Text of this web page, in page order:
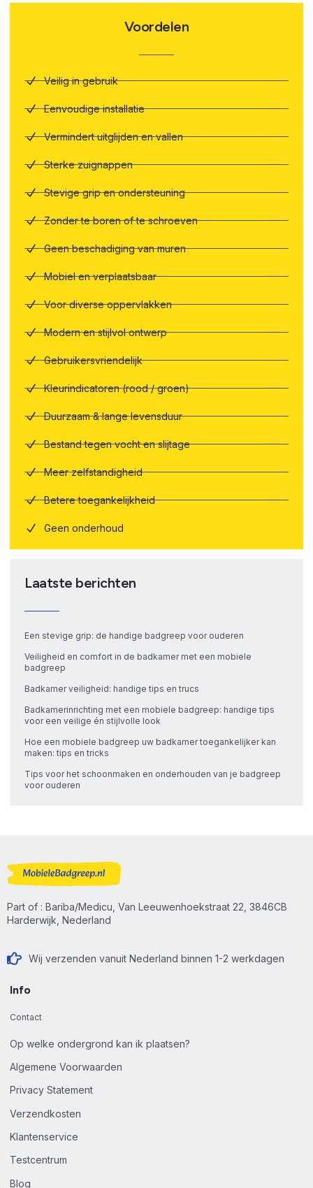
Voordelen
Veilig in gebruik
Eenvoudige installatie
Vermindert uitglijden en vallen
Sterke zuignappen
Stevige grip en ondersteuning
Zonder te boren of te schroeven
Geen beschadiging van muren
Mobiel en verplaatsbaar
Voor diverse oppervlakken
Modern en stijlvol ontwerp
Gebruikersvriendelijk
Kleurindicatoren (rood / groen)
Duurzaam & lange levensduur
Bestand tegen vocht en slijtage
Meer zelfstandigheid
Betere toegankelijkheid
Geen onderhoud
Laatste berichten
Een stevige grip: de handige badgreep voor ouderen
Veiligheid en comfort in de badkamer met een mobiele
badgreep
Badkamer veiligheid: handige tips en trucs
Badkamerinrichting met een mobiele badgreep: handige tips
voor een veilige én stijlvolle look
Hoe een mobiele badgreep uw badkamer toegankelijker kan
maken: tips en tricks
Tips voor het schoonmaken en onderhouden van je badgreep
voor ouderen
Part of : Bariba/Medicu, Van Leeuwenhoekstraat 22, 3846CB
Harderwijk, Nederland
Wij verzenden vanuit Nederland binnen 1-2 werkdagen
Info
Contact
Op welke ondergrond kan ik plaatsen?
Algemene Voorwaarden
Privacy Statement
Verzendkosten
Klantenservice
Testcentrum
Blog